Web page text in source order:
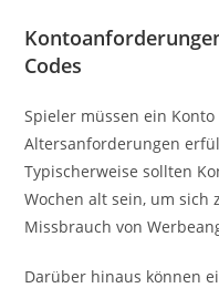
Codes
Spieler müssen ein
Altersanforderungen
Typischerweise sollten
Wochen alt sein, um sich
Missbrauch von
Darüber hinaus können